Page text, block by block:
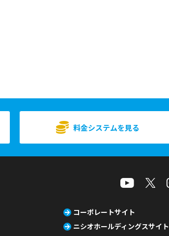
料金システムを見る
コーポレートサイト
ニシオホールディングスサイト